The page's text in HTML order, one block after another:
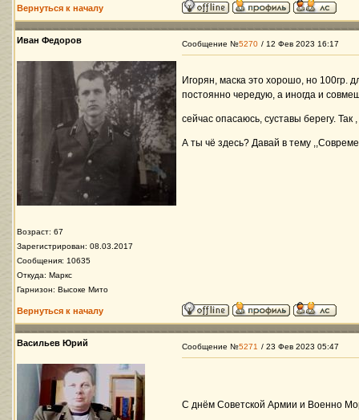
Вернуться к началу
Иван Федоров
Возраст: 67
Зарегистрирован: 08.03.2017
Сообщения: 10635
Откуда: Маркс
Гарнизон: Высоке Мито
Сообщение №5270 / 12 Фев 2023 16:17
Игорян, маска это хорошо, но 100гр.
постоянно чередую, а иногда и
сейчас опасаюсь, суставы берегу.
А ты чё здесь? Давай в тему
Вернуться к началу
Васильев Юрий Сообщение №5271 / 23 Фев 2023 05:47
С днём Советской Армии и Военно